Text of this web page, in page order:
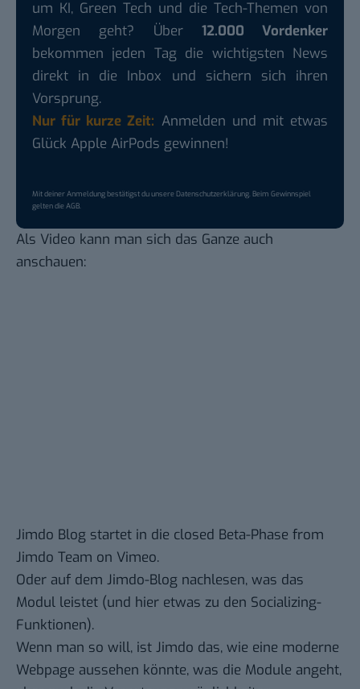
um KI, Green Tech und die Tech-Themen von
Morgen geht? Über 12.000 Vordenker
bekommen jeden Tag die wichtigsten News
direkt in die Inbox und sichern sich ihren
Vorsprung.
Nur für kurze Zeit: Anmelden und mit etwas
Glück Apple AirPods gewinnen!
Mit deiner Anmeldung bestätigst du unsereDatenschutzerklärung. Beim Gewinnspiel
gelten dieAGB.
Als Video kann man sich das Ganze auch
anschauen:
Jimdo Blog startet in die closed Beta-Phase from
Jimdo Team on Vimeo.
Oder auf dem Jimdo-Blog nachlesen, was das
Modul leistet (und hier etwas zu den Socializing-
Funktionen).
Wenn man so will, ist Jimdo das, wie eine moderne
Webpage aussehen könnte, was die Module angeht,